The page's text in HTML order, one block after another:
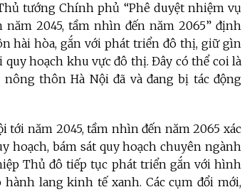
tướng Chính phủ “Phê duyệt nhiệm vụ
2045, tầm nhìn đến năm 2065” định
hài hòa, gắn với phát triển đô thị, giữ gìn
hoạch khu vực đô thị. Đây có thể coi là
thôn Hà Nội đã và đang bị tác động
năm 2045, tầm nhìn đến năm 2065 xác
hoạch, bám sát quy hoạch chuyên ngành
Thủ đô tiếp tục phát triển gắn với hình
lang kinh tế xanh. Các cụm đổi mới,